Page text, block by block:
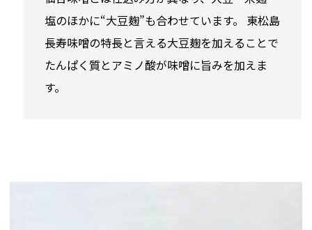
塩のほかに“大豆麹”も合わせています。 東松島
長寿味噌の特長と言える大豆麹を加えることで
たんぱく質とアミノ酸が味噌に旨みを加えま
す。